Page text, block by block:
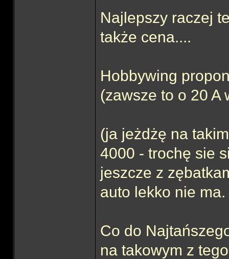
Najlepszy raczej
także cena....
Hobbywing
(zawsze to o 20
(ja jeżdżę na
4000 - trochę sie
jeszcze z
auto lekko nie ma.
Co do
na takowym z